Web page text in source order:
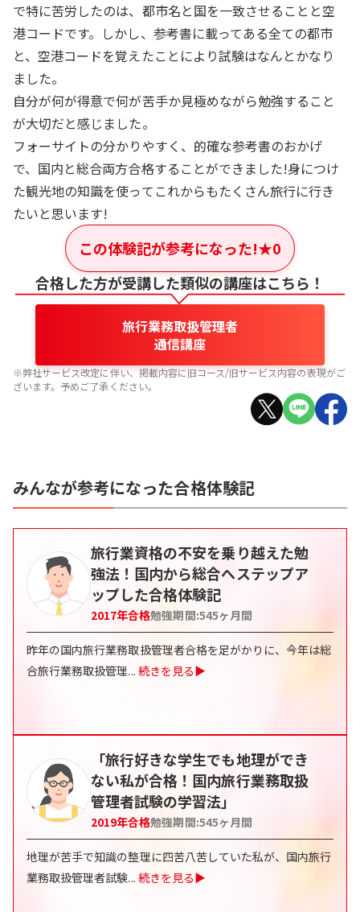
で特に苦労したのは、都市名と国を一致させることと空
港コードです。しかし、参考書に載ってある全ての都市
と、空港コードを覚えたことにより試験はなんとかなり
ました。
自分が何が得意で何が苦手か見極めながら勉強すること
が大切だと感じました。
フォーサイトの分かりやすく、的確な参考書のおかげ
で、国内と総合両方合格することができました!身につけ
た観光地の知識を使ってこれからもたくさん旅行に行き
たいと思います!
この体験記が参考になった!★0
合格した方が受講した類似の講座はこちら！
旅行業務取扱管理者
通信講座
※弊社サービス改定に伴い、掲載内容に旧コース/旧サービス内容の表現がご
ざいます。予めご了承ください。
みんなが参考になった合格体験記
旅行業資格の不安を乗り越えた勉
強法！国内から総合へステップア
ップした合格体験記
2017年合格勉強期間:545ヶ月間
昨年の国内旅行業務取扱管理者合格を足がかりに、今年は総
合旅行業務取扱管理... 続きを見る▶
「旅行好きな学生でも地理ができ
ない私が合格！国内旅行業務取扱
管理者試験の学習法」
2019年合格勉強期間:545ヶ月間
地理が苦手で知識の整理に四苦八苦していた私が、国内旅行
業務取扱管理者試験... 続きを見る▶